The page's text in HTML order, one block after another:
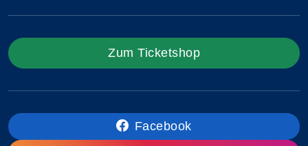
Zum Ticketshop
Facebook